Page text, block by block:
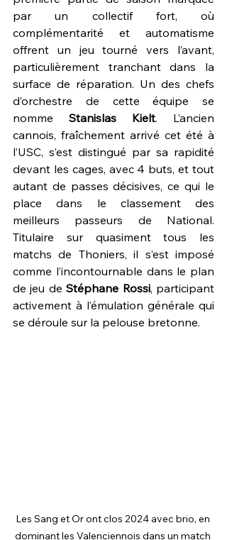
par un collectif fort, où
complémentarité et automatisme
offrent un jeu tourné vers l’avant,
particulièrement tranchant dans la
surface de réparation. Un des chefs
d’orchestre de cette équipe se
nomme Stanislas Kielt. L’ancien
cannois, fraîchement arrivé cet été à
l’USC, s’est distingué par sa rapidité
devant les cages, avec 4 buts, et tout
autant de passes décisives, ce qui le
place dans le classement des
meilleurs passeurs de National.
Titulaire sur quasiment tous les
matchs de Thoniers, il s’est imposé
comme l’incontournable dans le plan
de jeu de Stéphane Rossi, participant
activement à l’émulation générale qui
se déroule sur la pelouse bretonne.
Les Sang et Or ont clos 2024 avec brio, en
dominant les Valenciennois dans un match